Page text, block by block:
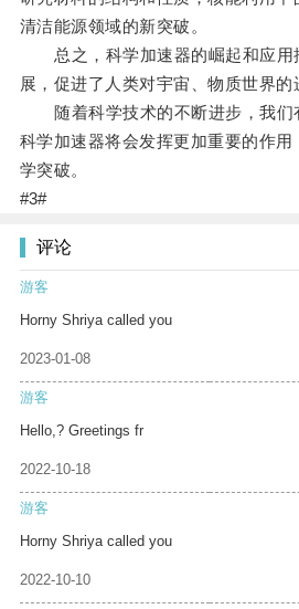
清洁能源领域的新突破。
总之，科学加速器的崛起和应用
展，促进了人类对宇宙、物质世界的
随着科学技术的不断进步，我们
科学加速器将会发挥更加重要的作
学突破。
#3#
评论
游客
Horny Shriya called you
2023-01-08
游客
Hello,? Greetings fr
2022-10-18
游客
Horny Shriya called you
2022-10-10